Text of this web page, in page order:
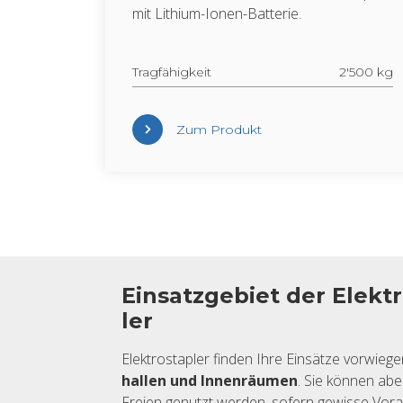
mit Li­thi­um-Ionen-Bat­te­rie.
Trag­fä­hig­keit 2'500 kg
Zum Pro­dukt
Ein­satz­ge­biet der
ler
Elek­tro­stap­ler fin­den Ihre Ein­sät­ze
hal­len und In­nen­räu­men. Sie kön­nen